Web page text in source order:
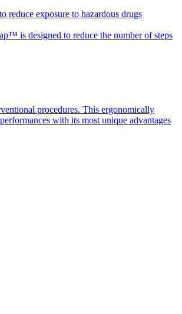
reduce exposure to hazardous drugs
is designed to reduce the number of steps
procedures. This ergonomically
with its most unique advantages